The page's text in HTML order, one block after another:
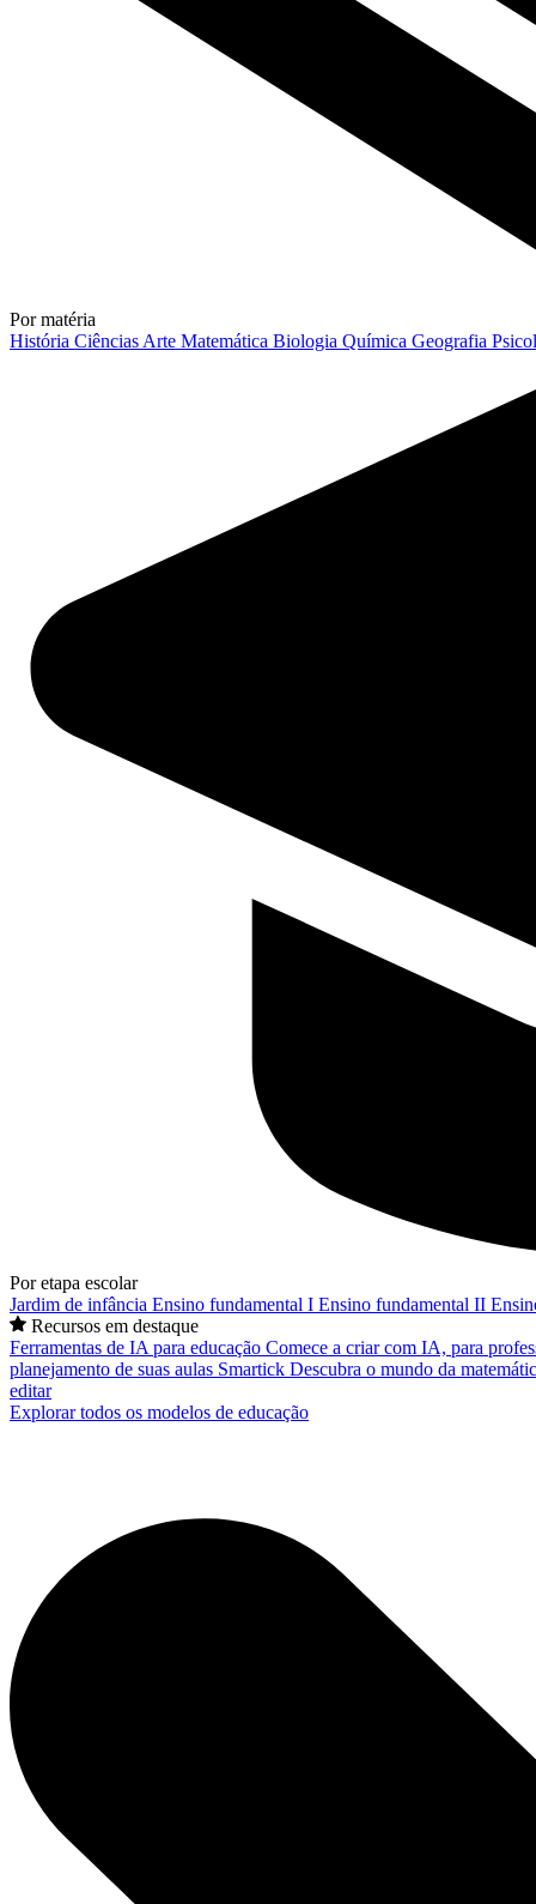
Por matéria
História Ciências Arte Matemática Biologia Química Geografia
Por etapa escolar
Jardim de infância Ensino fundamental I Ensino fundamental II
Recursos em destaque
Ferramentas de IA para educação Comece a criar com IA, para
planejamento de suas aulas Smartick Descubra o mundo da
editar
Explorar todos os modelos de educação